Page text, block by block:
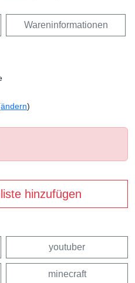
Wareninformationen
ändern)
hinzufügen
youtuber
minecraft